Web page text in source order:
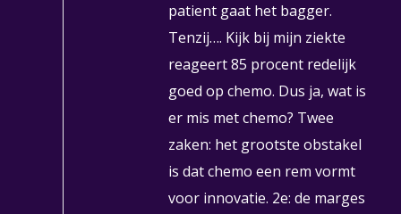
patient gaat het bagger.
Tenzij…. Kijk bij mijn ziekte
reageert 85 procent redelijk
goed op chemo. Dus ja, wat is
er mis met chemo? Twee
zaken: het grootste obstakel
is dat chemo een rem vormt
voor innovatie. 2e: de marges